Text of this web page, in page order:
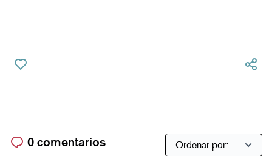
0 comentarios